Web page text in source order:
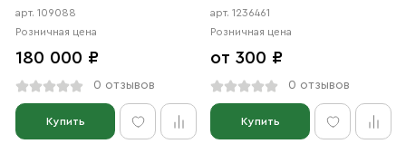
Князь, писаная икона с
киотом
арт. 109088
Розничная цена
180 000 ₽
0 отзывов
Купить
(АРТ.06461)
арт. 1236461
Розничная цена
от 300 ₽
0 отзывов
Купить